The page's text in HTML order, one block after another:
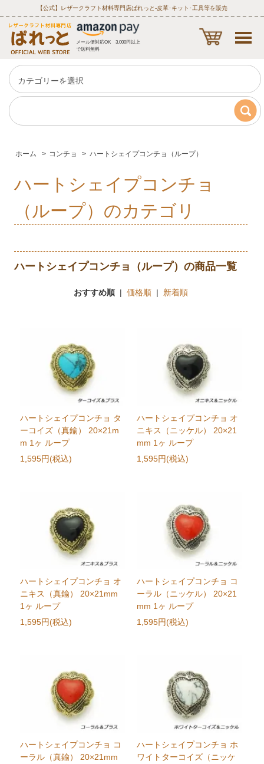
【公式】レザークラフト材料専門店ぱれっと‐皮革･キット･工具等を販売
メール便対応OK 3,000円以上
で送料無料
ホーム > コンチョ > ハートシェイプコンチョ（ループ）
ハートシェイプコンチョ
（ループ）のカテゴリ
ハートシェイプコンチョ（ループ）の商品一覧
おすすめ順| 価格順| 新着順
ハートシェイプコンチョ タ
ーコイズ（真鍮） 20×21m
m 1ヶ ループ
1,595円(税込)
ハートシェイプコンチョ オ
ニキス（ニッケル） 20×21
mm 1ヶ ループ
1,595円(税込)
ハートシェイプコンチョ オ
ニキス（真鍮） 20×21mm
1ヶ ループ
1,595円(税込)
ハートシェイプコンチョ コ
ーラル（ニッケル） 20×21
mm 1ヶ ループ
1,595円(税込)
ハートシェイプコンチョ コ
ーラル（真鍮） 20×21mm
ハートシェイプコンチョ ホ
ワイトターコイズ（ニッケ